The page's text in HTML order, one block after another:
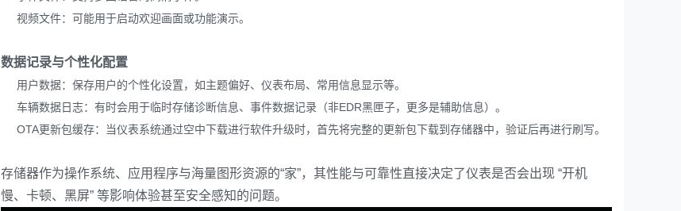
视频文件：可能用于启动欢迎画面或功能演示。
数据记录与个性化配置
用户数据：保存用户的个性化设置，如主题偏好、仪表布局、常用信息显示等。
车辆数据日志：有时会用于临时存储诊断信息、事件数据记录（非EDR黑匣子，更多是辅助信息）。
OTA更新包缓存：当仪表系统通过空中下载进行软件升级时，首先将完整的更新包下载到存储器中，验证后再进行刷写。
存储器作为操作系统、应用程序与海量图形资源的“家”，其性能与可靠性直接决定了仪表是否会出现 “开机
慢、卡顿、黑屏” 等影响体验甚至安全感知的问题。